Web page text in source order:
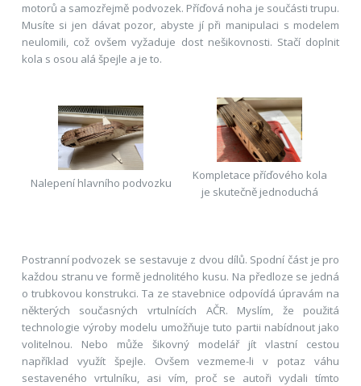
motorů a samozřejmě podvozek. Příďová noha je součásti trupu.
Musíte si jen dávat pozor, abyste jí při manipulaci s modelem
neulomili, což ovšem vyžaduje dost nešikovnosti. Stačí doplnit
kola s osou alá špejle a je to.
Nalepení hlavního podvozku
Kompletace příďového kola
je skutečně jednoduchá
Postranní podvozek se sestavuje z dvou dílů. Spodní část je pro
každou stranu ve formě jednolitého kusu. Na předloze se jedná
o trubkovou konstrukci. Ta ze stavebnice odpovídá úpravám na
některých současných vrtulnících AČR. Myslím, že použitá
technologie výroby modelu umožňuje tuto partii nabídnout jako
volitelnou. Nebo může šikovný modelář jít vlastní cestou
například využít špejle. Ovšem vezmeme-li v potaz váhu
sestaveného vrtulníku, asi vím, proč se autoři vydali tímto